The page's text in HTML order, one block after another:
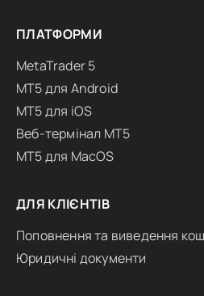
ПЛАТФОРМИ
MetaTrader 5
MT5 для Android
MT5 для iOS
Веб-термінал MT5
MT5 для MacOS
ДЛЯ КЛІЄНТІВ
Поповнення та виведення
Юридичні документи